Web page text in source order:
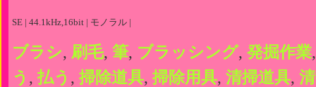
SE | 44.1kHz,16bit | モノラル |
ブラシ, 刷毛, 筆, ブラッシング, 発掘作業
う , 払う , 掃除道具, 掃除用具, 清掃道具,